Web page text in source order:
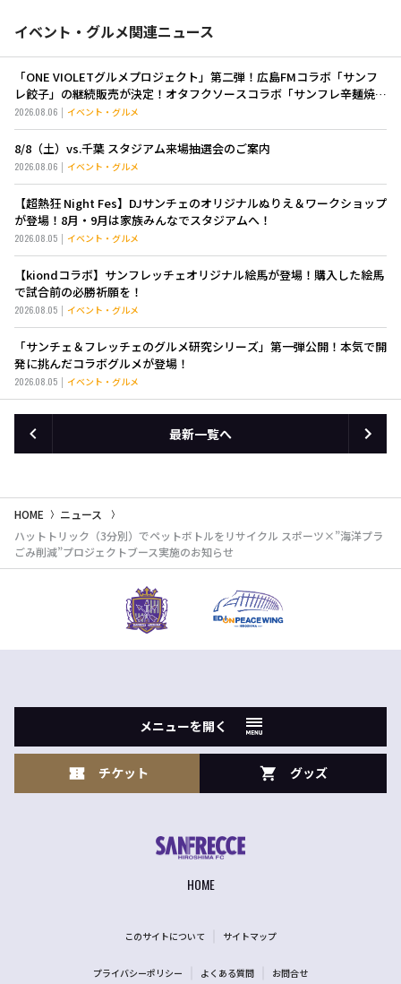
イベント・グルメ関連ニュース
「ONE VIOLETグルメプロジェクト」第二弾！広島FMコラボ「サンフ
レ餃子」の継続販売が決定！オタフクソースコラボ「サンフレ辛麺焼き
そば」も新登場！
2026.08.06 イベント・グルメ
8/8（土）vs.千葉 スタジアム来場抽選会のご案内
2026.08.06 イベント・グルメ
【超熱狂 Night Fes】DJサンチェのオリジナルぬりえ＆ワークショップ
が登場！8月・9月は家族みんなでスタジアムへ！
2026.08.05 イベント・グルメ
【kiondコラボ】サンフレッチェオリジナル絵馬が登場！購入した絵馬
で試合前の必勝祈願を！
2026.08.05 イベント・グルメ
「サンチェ＆フレッチェのグルメ研究シリーズ」第一弾公開！本気で開
発に挑んだコラボグルメが登場！
2026.08.05 イベント・グルメ
最新一覧へ
HOME
ニュース
ハットトリック（3分別）でペットボトルをリサイクル スポーツ×”海洋プラ
ごみ削減”プロジェクトブース実施のお知らせ
メニューを開く
チケット グッズ
HOME
このサイトについて サイトマップ
プライバシーポリシー よくある質問 お問合せ